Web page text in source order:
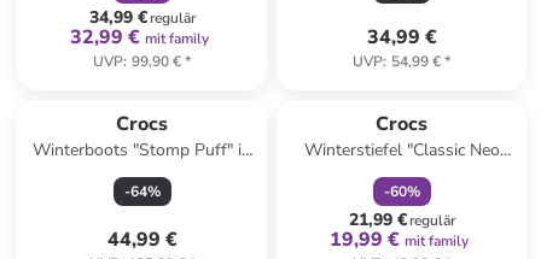
34,99 €regulär
32,99 € mit family
UVP: 99,90 €*
34,99 €
UVP: 54,99 €*
Crocs
Winterboots "Stomp Puff" in
Schwarz
-64%
44,99 €
Crocs
Winterstiefel "Classic Neo
Puff" in Dunkelblau
-60%
21,99 €regulär
19,99 € mit family